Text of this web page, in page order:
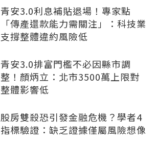
青安3.0利息補貼退場！專家點
「傳產還款能力需關注」：科技業
支撐整體違約風險低
青安3.0排富門檻不必因縣市調
整！顏炳立：北市3500萬上限對
整體影響低
股房雙殺恐引發金融危機？學者4
指標驗證：缺乏證據僅屬風險想像